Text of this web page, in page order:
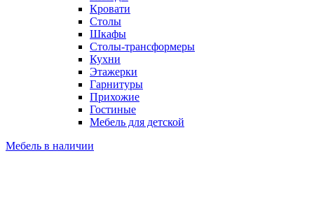
Кровати
Столы
Шкафы
Столы-трансформеры
Кухни
Этажерки
Гарнитуры
Прихожие
Гостиные
Мебель для детской
Мебель в наличии